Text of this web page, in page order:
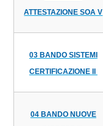
ATTESTAZIONE SOA V
03 BANDO SISTEMI
CERTIFICAZIONE II
04 BANDO NUOVE